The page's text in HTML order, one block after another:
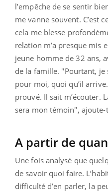
l’empêche de se sentir
me vanne souvent. C’est
cela me blesse
relation m’a presque mis
jeune homme de 32 ans,
de la famille. "Pourtant, je
pour moi, quoi qu’il
prouvé. Il sait m’écouter.
sera mon témoin",
A partir de
Une fois analysé que
de savoir quoi faire.
difficulté d’en parler, la